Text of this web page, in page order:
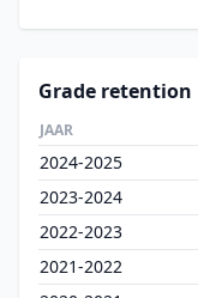
Grade retention
JAAR
2024-2025
2023-2024
2022-2023
2021-2022